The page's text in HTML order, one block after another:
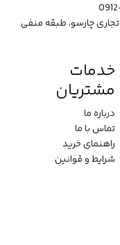
چارسو، طبقه منفی
خدمات
مشتریان
درباره ما
تماس با ما
راهنمای خرید
شرایط و قوانین